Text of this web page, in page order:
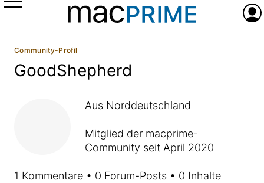
Menü
Community-Profil
GoodShepherd
Aus Norddeutschland
Mitglied der macprime-
Community seit April 2020
1 Kommentare • 0 Forum-Posts • 0 Inhalte